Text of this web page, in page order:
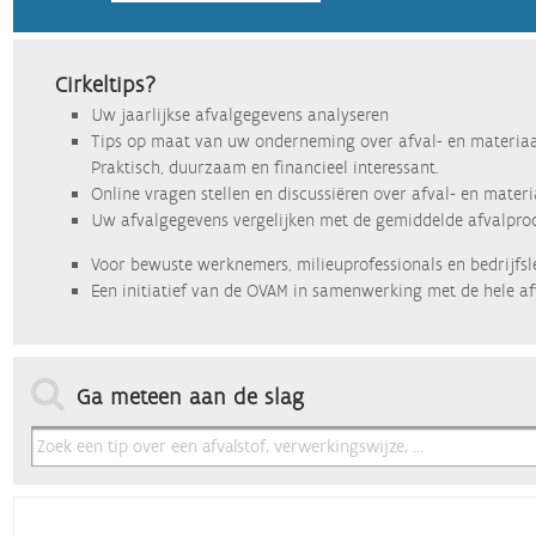
Cirkeltips?
Uw jaarlijkse afvalgegevens analyseren
Tips op maat van uw onderneming over afval- en
Praktisch, duurzaam en financieel interessant.
Online vragen stellen en discussiëren over afval- en
Uw afvalgegevens vergelijken met de gemiddelde
Voor bewuste werknemers, milieuprofessionals en
Een initiatief van de OVAM in samenwerking met de hele
Ga meteen aan de slag